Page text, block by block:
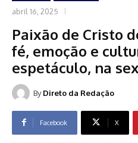
abril 16, 2025
Paixão de Cristo
fé, emoção e
espetáculo, na
By Direto da Redação
Facebook X